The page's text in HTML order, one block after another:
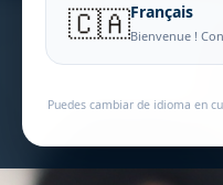
🇨🇦Français
Bienvenue !
Puedes cambiar de idioma en